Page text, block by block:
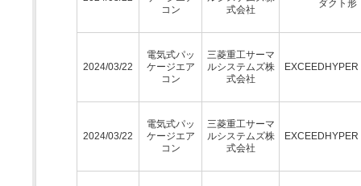
コン
式会社
ダクト形
2024/03/22
電気式パッ
ケージエア
コン
三菱重工サーマ
ルシステムズ株
式会社
EXCEEDHYPER
2024/03/22
電気式パッ
ケージエア
コン
三菱重工サーマ
ルシステムズ株
式会社
EXCEEDHYPER